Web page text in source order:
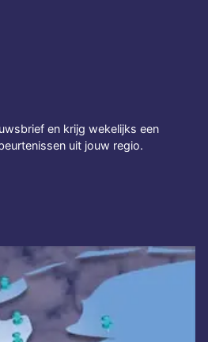
en krijg wekelijks een
uit jouw regio.